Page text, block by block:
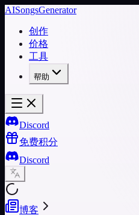
AISongsGenerator
创作
价格
工具
帮助
Discord
免费积分
Discord
博客